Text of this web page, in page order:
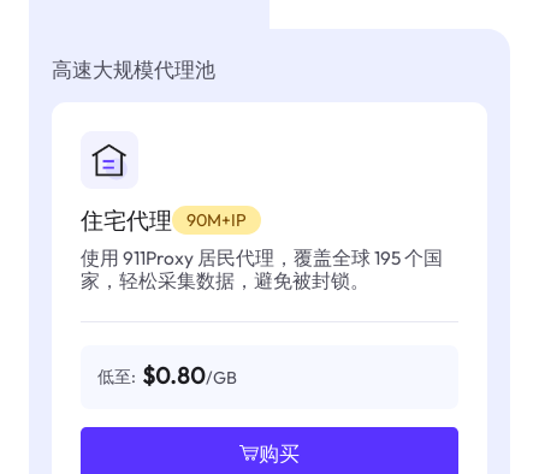
高速大规模代理池
住宅代理 90M+IP
使用 911Proxy 居民代理，覆盖全球 195 个国
家，轻松采集数据，避免被封锁。
低至: $0.80/GB
购买